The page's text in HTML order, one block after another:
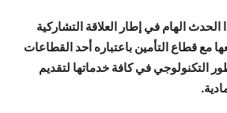
الحدث الهام في إطار العلاقة التشاركية
مع قطاع التأمين باعتباره أحد القطاعات
التكنولوجي في كافة خدماتها لتقديم